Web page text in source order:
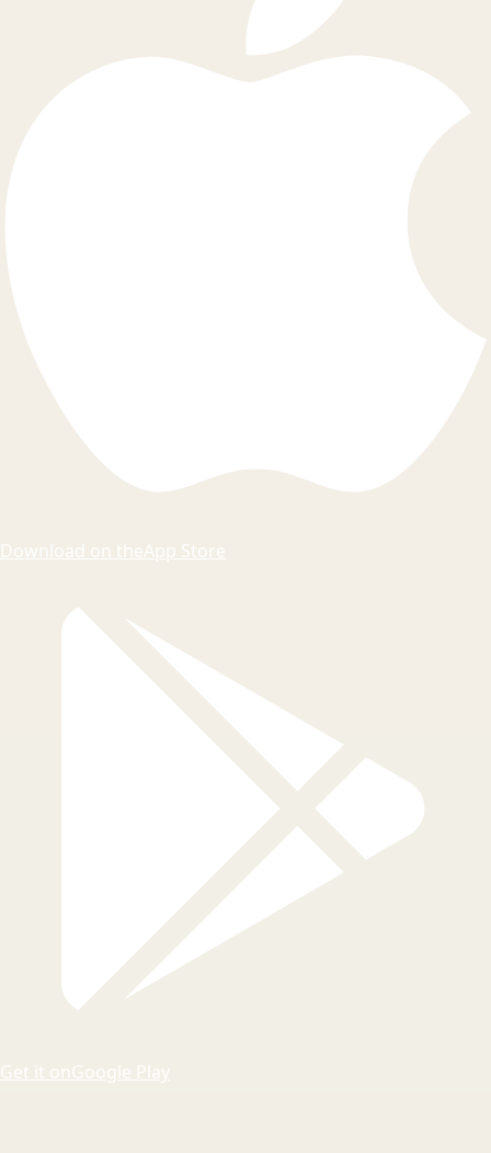
Download on theApp Store
Get it onGoogle Play